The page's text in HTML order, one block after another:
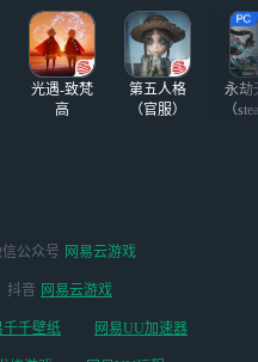
光遇-致梵
高
第五人格
（官服）
永劫
（
公众号 网易云游戏
抖音 网易云游戏
千千壁纸 网易UU加速器